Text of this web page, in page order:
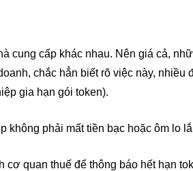
cung cấp khác nhau. Nên giá cả,
chắc hẳn biết rõ việc này,
gia hạn gói token).
không phải mất tiền bạc hoặc ôm lo
quan thuế để thông báo hết hạn